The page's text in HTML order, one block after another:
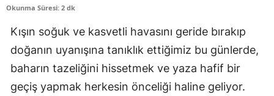
Okunma Süresi: 2 dk
Kışın soğuk ve kasvetli havasını geride bırakıp
doğanın uyanışına tanıklık ettiğimiz bu günlerde,
baharın tazeliğini hissetmek ve yaza hafif bir
geçiş yapmak herkesin önceliği haline geliyor.